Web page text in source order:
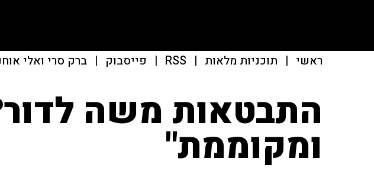
ראשי | תוכניות מלאות |
RSS
| פייסבוק | ברק סרי ואלי
התבטאות משה
ומקוממת"